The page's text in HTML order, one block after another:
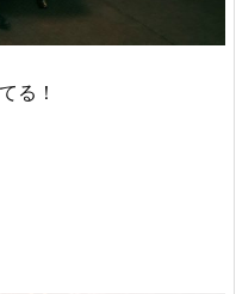
る！